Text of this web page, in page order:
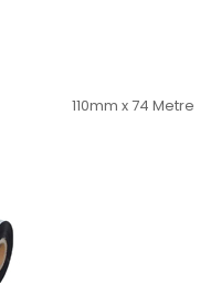
110mm x 74 Metre